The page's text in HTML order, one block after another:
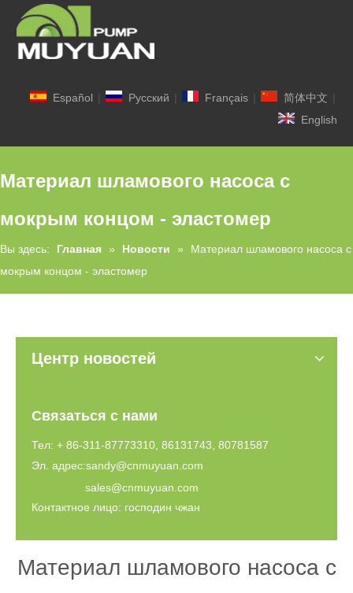
Español | Pусский | Français | 简体中文 |
English
Материал шламового насоса с
мокрым концом - эластомер
Вы здесь: Главная » Новости »
Материал шламового насоса с
мокрым концом - эластомер
Центр новостей
Связаться с нами
Тел: + 86-311-87773310, 86131743, 80781587
Эл. адрес:sandy@cnmuyuan.com
sales@cnmuyuan.com
Контактное лицо: господин чжан
Материал шламового насоса с